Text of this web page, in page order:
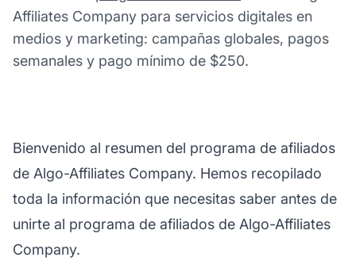
Affiliates Company para servicios digitales en
medios y marketing: campañas globales, pagos
semanales y pago mínimo de $250.
Bienvenido al resumen del programa de afiliados
de Algo-Affiliates Company. Hemos recopilado
toda la información que necesitas saber antes de
unirte al programa de afiliados de Algo-Affiliates
Company.